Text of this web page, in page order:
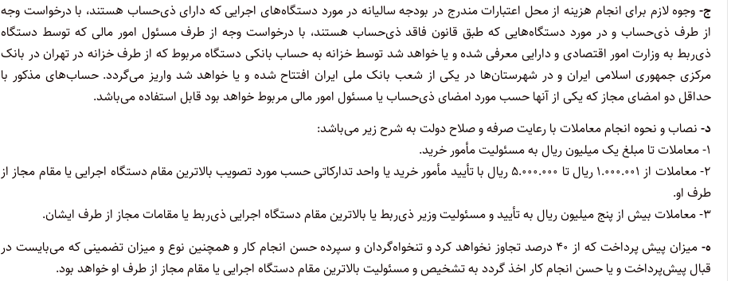
ج- وجوه لازم برای انجام هزینه از محل اعتبارات مندرج در بودجه سالیانه در مورد دستگاه‌های اجرایی که دارای ذی‌حساب هستند، با درخواست وجه
از طرف ذی‌حساب و در مورد دستگاه‌هایی که طبق قانون فاقد ذی‌حساب هستند، با درخواست وجه از طرف مسئول امور مالی که توسط دستگاه
ذی‌ربط به وزارت امور اقتصادی و دارایی معرفی شده و یا خواهد شد توسط خزانه به حساب بانکی دستگاه مربوط که از طرف خزانه در تهران در بانک
مرکزی جمهوری اسلامی ایران و در شهرستان‌ها در یکی از شعب بانک ملی ایران افتتاح شده و یا خواهد شد واریز می‌گردد. حساب‌های مذکور با
حداقل دو امضای مجاز که یکی از آنها حسب مورد امضای ذی‌حساب یا مسئول امور مالی مربوط خواهد بود قابل استفاده می‌باشد.
‌د- نصاب و نحوه انجام معاملات با رعایت صرفه و صلاح دولت به شرح زیر می‌باشد:
۱- معاملات تا مبلغ یک میلیون ریال به مسئولیت مأمور خرید.
۲- معاملات از ۱.۰۰۰.۰۰۱ ریال تا ۵.۰۰۰.۰۰۰ ریال با تأیید مأمور خرید یا واحد تدارکاتی حسب مورد تصویب بالاترین مقام دستگاه اجرایی یا مقام مجاز از
طرف او.
۳- معاملات بیش از پنج میلیون ریال به تأیید و مسئولیت وزیر ذی‌ربط یا بالاترین مقام دستگاه اجرایی ذی‌ربط یا مقامات مجاز از طرف ایشان.
ه-
میزان پیش پرداخت که از ۴۰ درصد تجاوز نخواهد کرد و تنخواه‌گردان و سپرده حسن انجام کار و همچنین نوع و میزان تضمینی که می‌بایست در
قبال پیش‌پرداخت و یا حسن انجام کار اخذ گردد به تشخیص و مسئولیت بالاترین مقام دستگاه اجرایی یا مقام مجاز از طرف او خواهد بود.